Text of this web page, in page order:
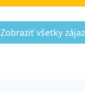
Zobraziť všetky